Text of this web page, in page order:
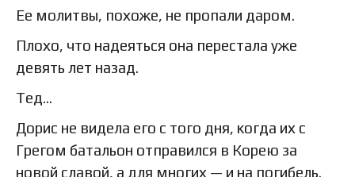
Ее молитвы, похоже, не пропали даром.
Плохо, что надеяться она перестала уже
девять лет назад.
Тед…
Дорис не видела его с того дня, когда их с
Грегом батальон отправился в Корею за
новой славой, а для многих — и на погибель.